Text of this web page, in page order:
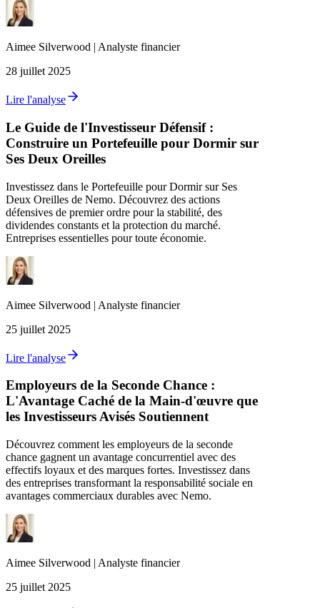
Aimee Silverwood | Analyste financier
28 juillet 2025
Lire l'analyse
Le Guide de l'Investisseur Défensif :
Construire un Portefeuille pour Dormir sur
Ses Deux Oreilles
Investissez dans le Portefeuille pour Dormir sur Ses
Deux Oreilles de Nemo. Découvrez des actions
défensives de premier ordre pour la stabilité, des
dividendes constants et la protection du marché.
Entreprises essentielles pour toute économie.
Aimee Silverwood | Analyste financier
25 juillet 2025
Lire l'analyse
Employeurs de la Seconde Chance :
L'Avantage Caché de la Main-d'œuvre que
les Investisseurs Avisés Soutiennent
Découvrez comment les employeurs de la seconde
chance gagnent un avantage concurrentiel avec des
effectifs loyaux et des marques fortes. Investissez dans
des entreprises transformant la responsabilité sociale en
avantages commerciaux durables avec Nemo.
Aimee Silverwood | Analyste financier
25 juillet 2025